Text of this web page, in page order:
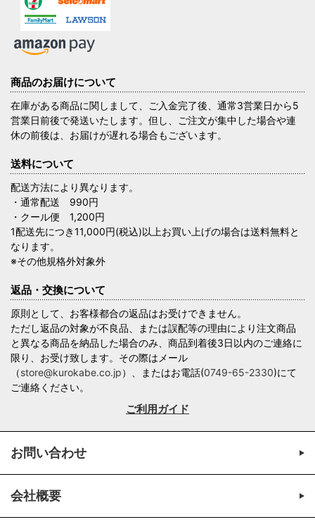
商品のお届けについて
在庫がある商品に関しまして、ご入金完了後、通常3営業日から5
営業日前後で発送いたします。但し、ご注文が集中した場合や連
休の前後は、お届けが遅れる場合もございます。
送料について
配送方法により異なります。
・通常配送 990円
・クール便 1,200円
1配送先につき11,000円(税込)以上お買い上げの場合は送料無料と
なります。
※その他規格外対象外
返品・交換について
原則として、お客様都合の返品はお受けできません。
ただし返品の対象が不良品、または誤配等の理由により注文商品
と異なる商品を納品した場合のみ、商品到着後3日以内のご連絡に
限り、お受け致します。その際はメール
（store@kurokabe.co.jp）、またはお電話(0749-65-2330)にて
ご連絡ください。
ご利用ガイド
お問い合わせ
会社概要